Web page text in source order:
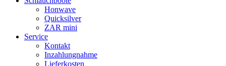
Honwave
Quicksilver
ZAR mini
Service
Kontakt
Inzahlungnahme
Lieferkosten